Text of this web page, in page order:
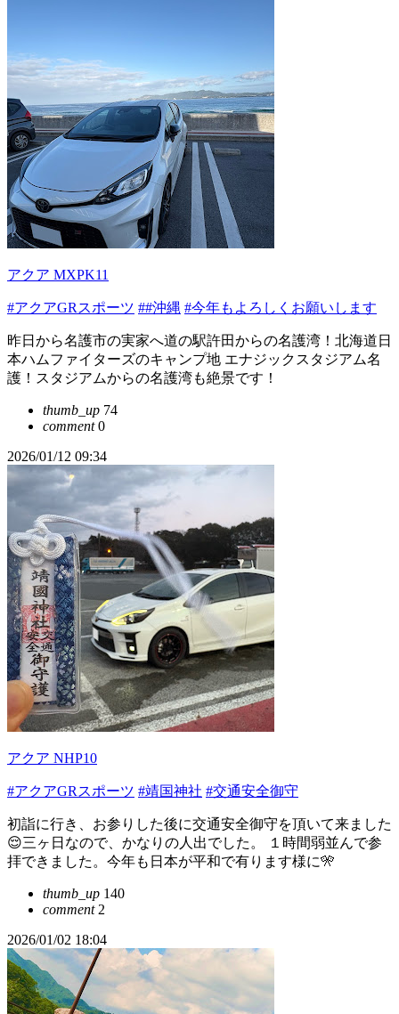
アクア MXPK11
#アクアGRスポーツ ##沖縄 #今年もよろしくお願いします
昨日から名護市の実家へ道の駅許田からの名護湾！北海道日
本ハムファイターズのキャンプ地 エナジックスタジアム名
護！スタジアムからの名護湾も絶景です！
thumb_up 74
comment0
2026/01/12 09:34
アクア NHP10
#アクアGRスポーツ #靖国神社 #交通安全御守
初詣に行き、お参りした後に交通安全御守を頂いて来ました
😌三ヶ日なので、かなりの人出でした。 １時間弱並んで参
拝できました。今年も日本が平和で有ります様に🎌
thumb_up 140
comment2
2026/01/02 18:04